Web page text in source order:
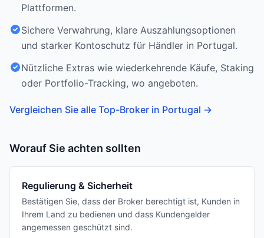
Plattformen.
Sichere Verwahrung, klare Auszahlungsoptionen
und starker Kontoschutz für Händler in Portugal.
Nützliche Extras wie wiederkehrende Käufe, Staking
oder Portfolio-Tracking, wo angeboten.
Vergleichen Sie alle Top-Broker in Portugal →
Worauf Sie achten sollten
Regulierung & Sicherheit
Bestätigen Sie, dass der Broker berechtigt ist, Kunden in
Ihrem Land zu bedienen und dass Kundengelder
angemessen geschützt sind.